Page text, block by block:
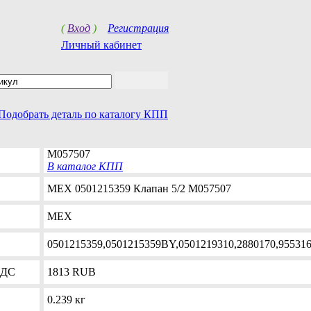
( Вход ) Регистрация
Личный кабинет
деталь по каталогу КПП
M057507
В каталог КПП
MEX 0501215359 Клапан 5/2 M057507
MEX
1813 RUB
0.239 кг